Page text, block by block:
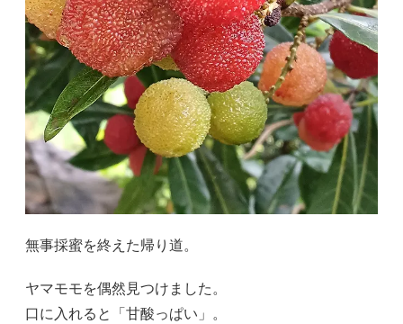
無事採蜜を終えた帰り道。
ヤマモモを偶然見つけました。
口に入れると「甘酸っぱい」。